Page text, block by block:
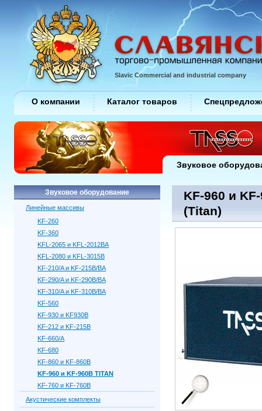
KF-960 и
(Titan)
Звуковое оборудование
Линейные массивы
KF-260
KF-360
KFL-2065 и KFL-2012BA
KFL-2080 и KFL-3015B
KF-210/A и KF-215B/BA
KF-290/A и KF-290B/BA
KF-310/A и KF-310B/BA
KF-560
KF-930 и KF930B
KF-212 и KF-215B
KF-660/A
KF-680
KF-860 и KF-860B
KF-960 и KF-960B TITAN
KF-760 и KF-760B
Акустические комплекты
Slavic Commercial and industrial company
О компании Каталог товаров
Звуковое